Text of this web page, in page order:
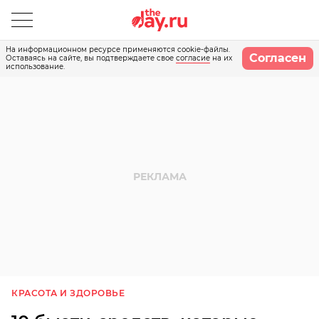
На информационном ресурсе применяются cookie-файлы.
Оставаясь на сайте, вы подтверждаете свое согласие на их
использование.
Согласен
КРАСОТА И ЗДОРОВЬЕ